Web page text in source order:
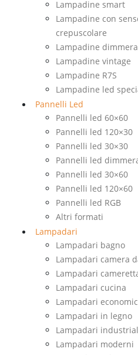
Lampadine smart
Lampadine con
crepuscolare
Lampadine
Lampadine vintage
Lampadine R7S
Lampadine led
Pannelli Led
Pannelli led 60×60
Pannelli led 120×30
Pannelli led 30×30
Pannelli led
Pannelli led 30×60
Pannelli led 120×60
Pannelli led RGB
Altri formati
Lampadari
Lampadari bagno
Lampadari camera
Lampadari
Lampadari cucina
Lampadari
Lampadari in legno
Lampadari
Lampadari moderni